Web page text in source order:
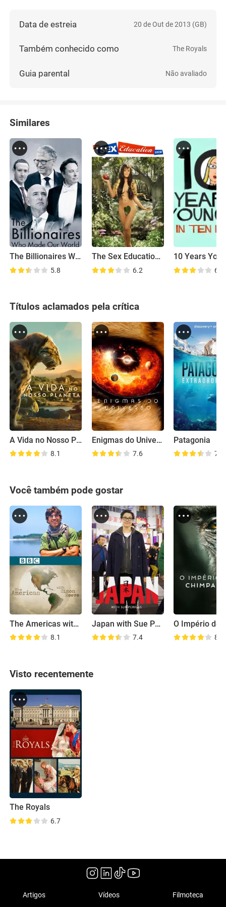
Data de estreia 20 de Out de 2013 (GB)
Também conhecido como The Royals
Guia parental Não avaliado
Similares
The Billionaires Who Made Our World
5.8
The Sex Education Show
6.2
10 Years
6.0
Títulos aclamados pela crítica
A Vida no Nosso Planeta
8.1
Enigmas do Universo
7.6
Patagonia
7.9
Você também pode gostar
The Americas with Simon Reeve
8.1
Japan with Sue Perkins
7.4 8.2
Visto recentemente
The Royals
6.7
Artigos Vídeos Filmoteca